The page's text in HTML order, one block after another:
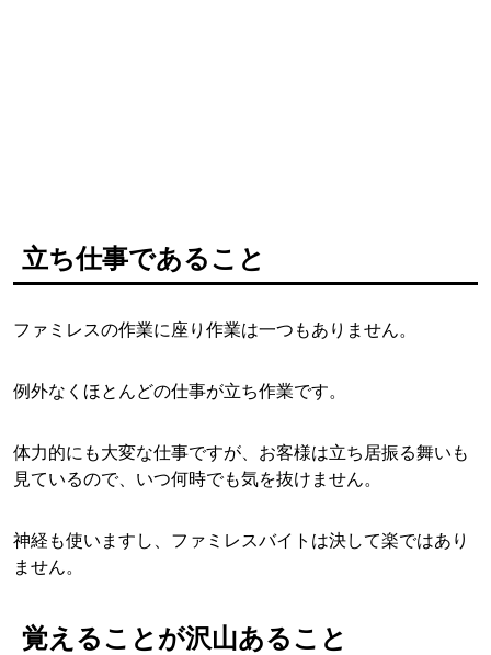
立ち仕事であること
ファミレスの作業に座り作業は一つもありません。
例外なくほとんどの仕事が立ち作業です。
体力的にも大変な仕事ですが、お客様は立ち居振る舞いも
見ているので、いつ何時でも気を抜けません。
神経も使いますし、ファミレスバイトは決して楽ではあり
ません。
覚えることが沢山あること